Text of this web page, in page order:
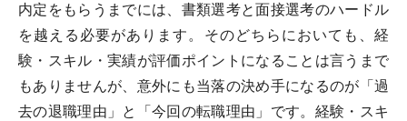
内定をもらうまでには、書類選考と面接選考のハードル
を越える必要があります。そのどちらにおいても、経
験・スキル・実績が評価ポイントになることは言うまで
もありませんが、意外にも当落の決め手になるのが「過
去の退職理由」と「今回の転職理由」です。経験・スキ